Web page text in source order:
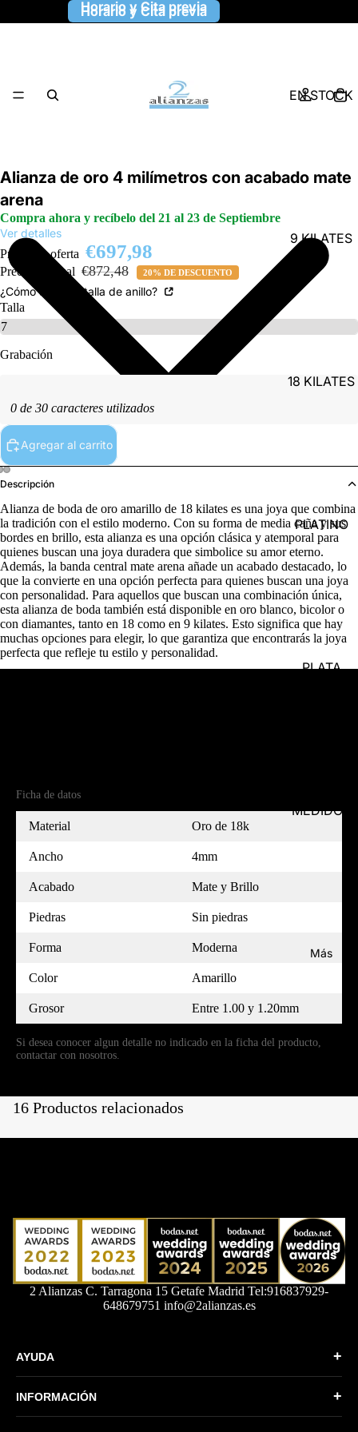
Horario y Cita previa
Horario y Cita previa
EN STOCK
9 KILATES
18 KILATES
PLATINO
PLATA
MEDIDOR
Más
Alianza de oro 4 milímetros con acabado mate
arena
Compra ahora y recíbelo del 21 al 23 de Septiembre
Ver detalles
Precio de oferta €697,98
Precio habitual €872,48 20% DE DESCUENTO
¿Cómo saber la talla de anillo?
Talla
Grabación
0 de 30 caracteres utilizados
Agregar al carrito
Descripción
Alianza de boda de oro amarillo de 18 kilates es una joya que combina
la tradición con el estilo moderno. Con su forma de media caña y sus
bordes en brillo, esta alianza es una opción clásica y atemporal para
quienes buscan una joya duradera que simbolice su amor eterno.
Además, la banda central mate arena añade un acabado destacado, lo
que la convierte en una opción perfecta para quienes buscan una joya
con personalidad. Para aquellos que buscan una combinación única,
esta alianza de boda también está disponible en oro blanco, bicolor o
con diamantes, tanto en 18 como en 9 kilates. Esto significa que hay
muchas opciones para elegir, lo que garantiza que encontrarás la joya
perfecta que refleje tu estilo y personalidad.
Ficha de datos
Material Oro de 18k
Ancho 4mm
Acabado Mate y Brillo
Piedras Sin piedras
Forma Moderna
Color Amarillo
Grosor Entre 1.00 y 1.20mm
Si desea conocer algun detalle no indicado en la ficha del producto,
contactar con nosotros.
16 Productos relacionados
2 Alianzas C. Tarragona 15 Getafe Madrid Tel:916837929-
648679751 info@2alianzas.es
AYUDA +
INFORMACIÓN +